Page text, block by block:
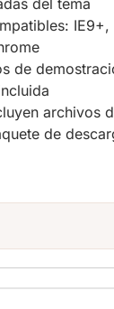
del tema
IE9+,
de
archivos
de